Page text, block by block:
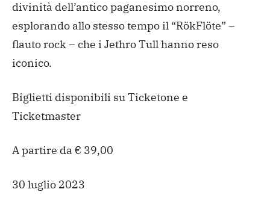
divinità dell’antico paganesimo norreno,
esplorando allo stesso tempo il “RökFlöte” –
flauto rock – che i Jethro Tull hanno reso
iconico.
Biglietti disponibili su Ticketone e
Ticketmaster
A partire da € 39,00
30 luglio 2023